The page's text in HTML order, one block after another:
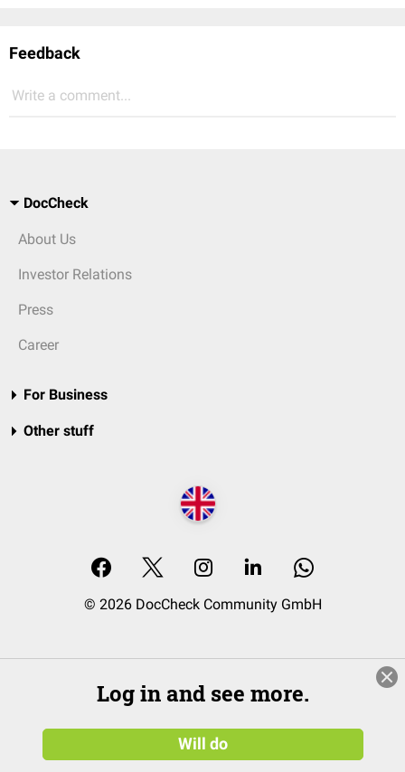
Feedback
Write a comment...
DocCheck
About Us
Investor Relations
Press
Career
For Business
Other stuff
© 2026 DocCheck Community GmbH
Log in and see more.
Will do